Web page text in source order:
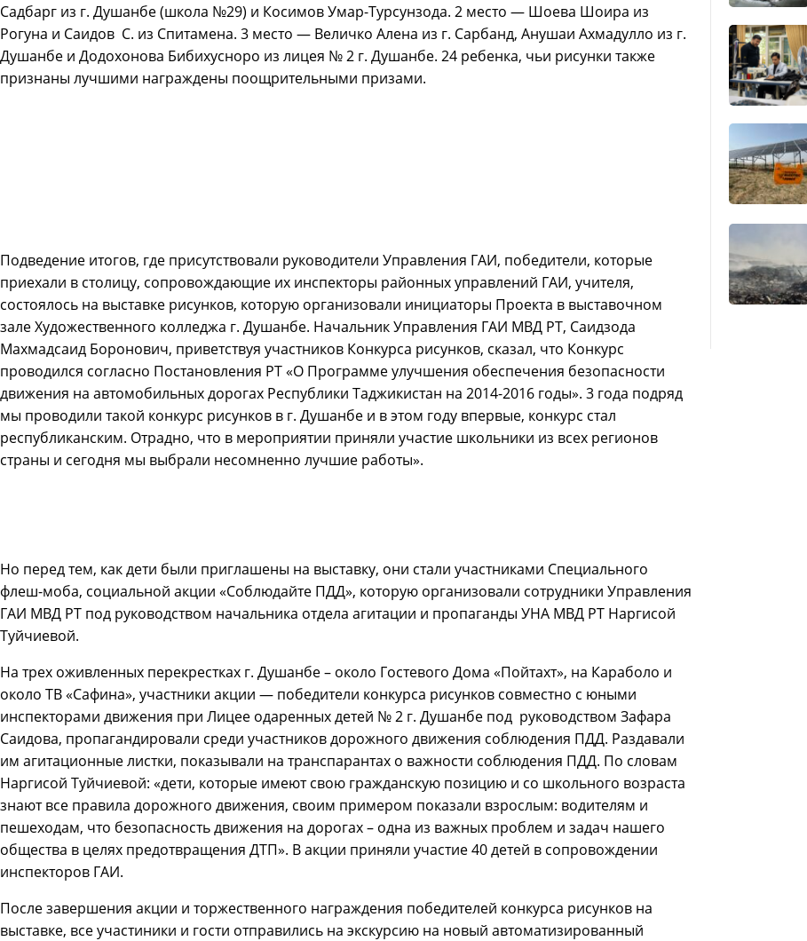
Садбарг из г. Душанбе (школа №29) и Косимов Умар-Турсунзода. 2 место — Шоева Шоира из
Рогуна и Саидов С. из Спитамена. 3 место — Величко Алена из г. Сарбанд, Анушаи Ахмадулло из г.
Душанбе и Додохонова Бибихусноро из лицея № 2 г. Душанбе. 24 ребенка, чьи рисунки также
признаны лучшими награждены поощрительными призами.
Подведение итогов, где присутствовали руководители Управления ГАИ, победители, которые
приехали в столицу, сопровождающие их инспекторы районных управлений ГАИ, учителя,
состоялось на выставке рисунков, которую организовали инициаторы Проекта в выставочном
зале Художественного колледжа г. Душанбе. Начальник Управления ГАИ МВД РТ, Саидзода
Махмадсаид Боронович, приветствуя участников Конкурса рисунков, сказал, что Конкурс
проводился согласно Постановления РТ «О Программе улучшения обеспечения безопасности
движения на автомобильных дорогах Республики Таджикистан на 2014-2016 годы». 3 года подряд
мы проводили такой конкурс рисунков в г. Душанбе и в этом году впервые, конкурс стал
республиканским. Отрадно, что в мероприятии приняли участие школьники из всех регионов
страны и сегодня мы выбрали несомненно лучшие работы».
Но перед тем, как дети были приглашены на выставку, они стали участниками Специального
флеш-моба, социальной акции «Соблюдайте ПДД», которую организовали сотрудники Управления
ГАИ МВД РТ под руководством начальника отдела агитации и пропаганды УНА МВД РТ Наргисой
Туйчиевой.
На трех оживленных перекрестках г. Душанбе – около Гостевого Дома «Пойтахт», на Караболо и
около ТВ «Сафина», участники акции — победители конкурса рисунков совместно с юными
инспекторами движения при Лицее одаренных детей № 2 г. Душанбе под руководством Зафара
Саидова, пропагандировали среди участников дорожного движения соблюдения ПДД. Раздавали
им агитационные листки, показывали на транспарантах о важности соблюдения ПДД. По словам
Наргисой Туйчиевой: «дети, которые имеют свою гражданскую позицию и со школьного возраста
знают все правила дорожного движения, своим примером показали взрослым: водителям и
пешеходам, что безопасность движения на дорогах – одна из важных проблем и задач нашего
общества в целях предотвращения ДТП». В акции приняли участие 40 детей в сопровождении
инспекторов ГАИ.
После завершения акции и торжественного награждения победителей конкурса рисунков на
выставке, все участиники и гости отправились на экскурсию на новый автоматизированный